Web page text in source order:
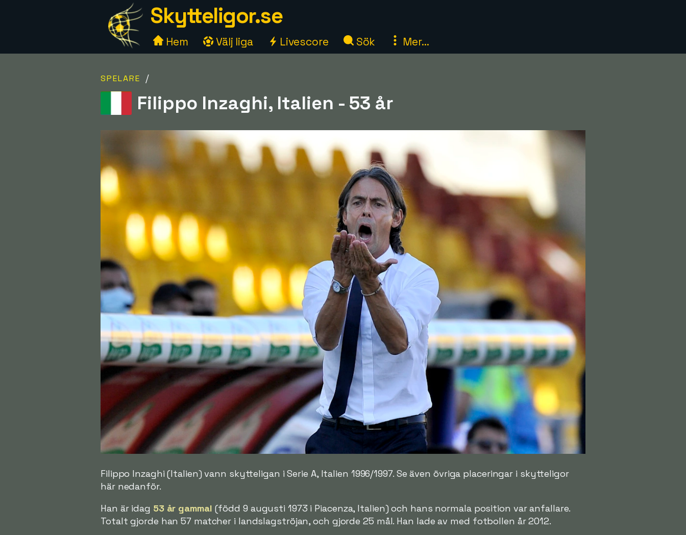
Skytteligor.se
Hem Välj liga Livescore Sök Mer...
SPELARE /
Filippo Inzaghi, Italien - 53 år
Filippo Inzaghi (Italien) vann skytteligan i Serie A, Italien 1996/1997. Se även övriga placeringar i skytteligor
här nedanför.
Han är idag 53 år gammal (född 9 augusti 1973 i Piacenza, Italien) och hans normala position var anfallare.
Totalt gjorde han 57 matcher i landslagströjan, och gjorde 25 mål. Han lade av med fotbollen år 2012.